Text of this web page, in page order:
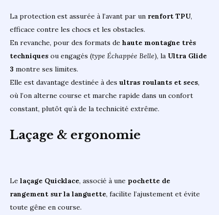
La protection est assurée à l’avant par un renfort TPU,
efficace contre les chocs et les obstacles.
En revanche, pour des formats de haute montagne très
techniques ou engagés (type Échappée Belle), la Ultra Glide
3 montre ses limites.
Elle est davantage destinée à des ultras roulants et secs,
où l’on alterne course et marche rapide dans un confort
constant, plutôt qu’à de la technicité extrême.
Laçage & ergonomie
Le laçage Quicklace, associé à une pochette de
rangement sur la languette, facilite l’ajustement et évite
toute gêne en course.